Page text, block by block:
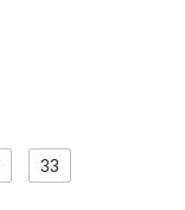
33